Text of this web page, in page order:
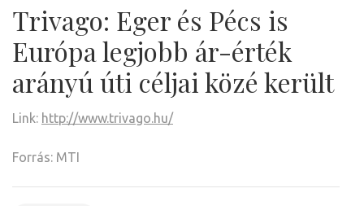
Trivago: Eger és Pécs is
Európa legjobb ár-érték
arányú úti céljai közé került
Link: http://www.trivago.hu/
Forrás: MTI